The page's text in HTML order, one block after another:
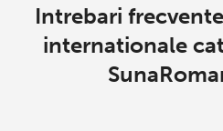
Intrebari
internationale